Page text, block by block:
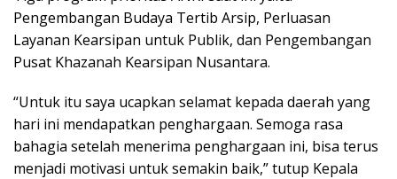
Pengembangan Budaya Tertib Arsip, Perluasan
Layanan Kearsipan untuk Publik, dan Pengembangan
Pusat Khazanah Kearsipan Nusantara.
“Untuk itu saya ucapkan selamat kepada daerah yang
hari ini mendapatkan penghargaan. Semoga rasa
bahagia setelah menerima penghargaan ini, bisa terus
menjadi motivasi untuk semakin baik,” tutup Kepala